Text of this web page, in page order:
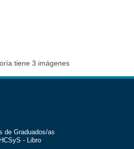
tiene 3 imágenes
de Graduados/as
- Libro